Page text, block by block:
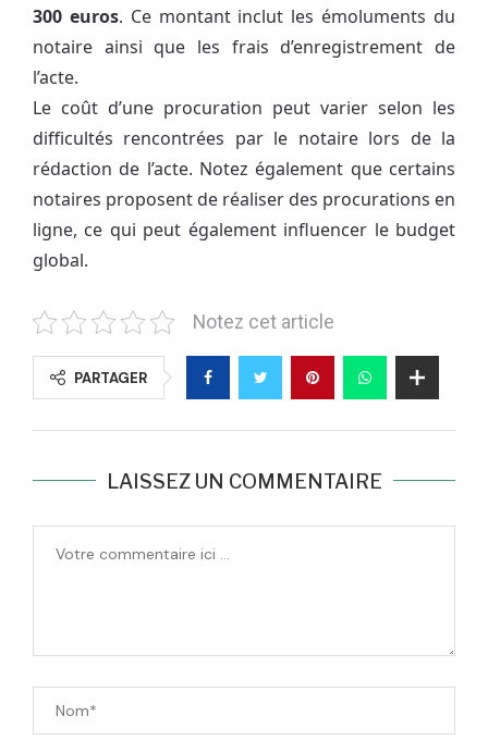
300 euros. Ce montant inclut les émoluments du
notaire ainsi que les frais d’enregistrement de
l’acte.
Le coût d’une procuration peut varier selon les
difficultés rencontrées par le notaire lors de la
rédaction de l’acte. Notez également que certains
notaires proposent de réaliser des procurations en
ligne, ce qui peut également influencer le budget
global.
Notez cet article
PARTAGER
LAISSEZ UN COMMENTAIRE